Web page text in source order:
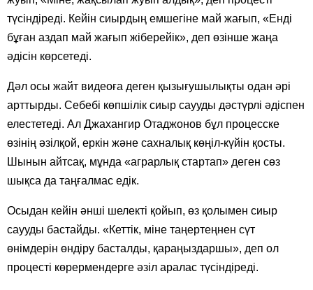
түсіндіреді. Кейін сиырдың емшегіне май жағып, «Енді
бұған аздап май жағып жіберейік», деп өзінше жаңа
әдісін көрсетеді.
Дәл осы жайт видеоға деген қызығушылықты одан әрі
арттырды. Себебі көпшілік сиыр саууды дәстүрлі әдіспен
елестетеді. Ал Джахангир Отаджонов бұл процесске
өзінің әзілқой, еркін және сахналық көңіл-күйін қосты.
Шынын айтсақ, мұнда «аграрлық стартап» деген сөз
шықса да таңғалмас едік.
Осыдан кейін әнші шелекті қойып, өз қолымен сиыр
саууды бастайды. «Кеттік, міне таңертеңнен сүт
өнімдерін өндіру басталды, қараңыздаршы», деп ол
процесті көрермендерге әзіл аралас түсіндіреді.